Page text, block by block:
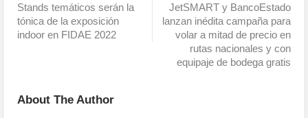
Stands temáticos serán la
tónica de la exposición
indoor en FIDAE 2022
JetSMART y BancoEstado
lanzan inédita campaña para
volar a mitad de precio en
rutas nacionales y con
equipaje de bodega gratis
About The Author